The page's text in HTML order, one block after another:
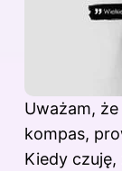
Uważam,
kompas,
Kiedy czuję,